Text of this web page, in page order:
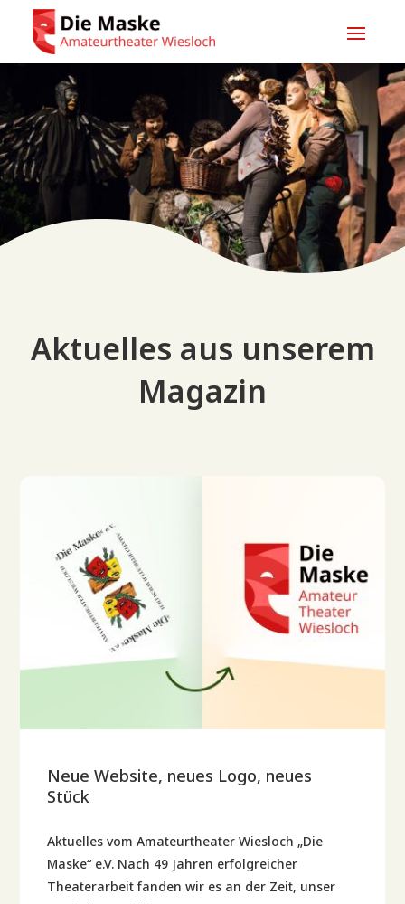
Aktuelles aus unserem
Magazin
Neue Website, neues Logo, neues
Stück
Aktuelles vom Amateurtheater Wiesloch „Die
Maske“ e.V. Nach 49 Jahren erfolgreicher
Theaterarbeit fanden wir es an der Zeit, unser